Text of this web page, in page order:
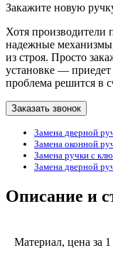
Закажите новую
Хотя
надежные
из строя. Просто
установке —
проблема решится в
Заказать звонок
Замена дверной
Замена оконной
Замена ручки с
Замена дверной
Описание и
Материал, цена за